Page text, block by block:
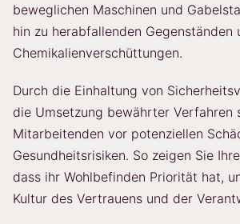
beweglichen Maschinen und
hin zu herabfallenden Gegenständen
Chemikalienverschüttungen.
Durch die Einhaltung von
die Umsetzung bewährter Verfahren
Mitarbeitenden vor potenziellen
Gesundheitsrisiken. So zeigen Sie
dass ihr Wohlbefinden Priorität hat,
Kultur des Vertrauens und der